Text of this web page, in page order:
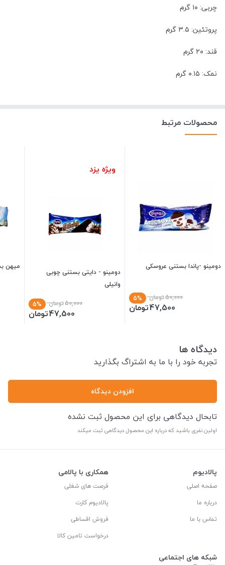
چربی: ۱۰ گرم
پروتئین: ۳.۵ گرم
قند: ۲۰ گرم
نمک: ۰.۱۵ گرم
محصولات مرتبط
دومینو -پاندا بستنی عروسکی
50,000تومان 5%
47,500تومان
ویژه یزد
دومینو - دایتی بستنی چوبی
وانیلی
50,000تومان 5%
47,500تومان
میهن
دیدگاه ها
تجربه خود را با ما به اشتراگ بگذارید
افزودن دیدگاه
تابحال دیدگاهی برای این محصول ثبت نشده
اولین نفری باشید که درباره این محصول دیدگاهی ثبت میکند
پالادیوم
صفحه اصلی
درباره ما
تماس با ما
شبکه های اجتماعی
همکاری با پالامی
فرصت های شغلی
پالادیوم کارت
فروش اقساطی
درخواست تامین کالا